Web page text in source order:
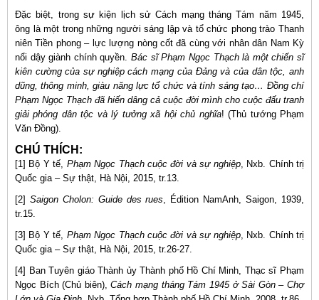
Đặc biệt, trong sự kiện lịch sử Cách mạng tháng Tám năm 1945,
ông là một trong những người sáng lập và tổ chức phong trào Thanh
niên Tiền phong – lực lượng nòng cốt đã cùng với nhân dân Nam Kỳ
nổi dậy giành chính quyền.Bác sĩ Phạm Ngọc Thạch là một chiến sĩ
kiên cường của sự nghiệp cách mạng của Đảng và của dân tộc, anh
dũng, thông minh, giàu năng lực tổ chức và tính sáng tạo… Đồng chí
Phạm Ngọc Thạch đã hiến dâng cả cuộc đời mình cho cuộc đấu tranh
giải phóng dân tộc và lý tưởng xã hội chủ nghĩa! (Thủ tướng Phạm
Văn Đồng).
CHÚ THÍCH:
[1] Bộ Y tế, Phạm Ngọc Thạch cuộc đời và sự nghiệp, Nxb. Chính trị
Quốc gia – Sự thật, Hà Nội, 2015, tr.13.
[2] Saigon Cholon: Guide des rues, Édition NamAnh, Saigon, 1939,
tr.15.
[3] Bộ Y tế, Phạm Ngọc Thạch cuộc đời và sự nghiệp, Nxb. Chính trị
Quốc gia – Sự thật, Hà Nội, 2015, tr.26-27.
[4] Ban Tuyên giáo Thành ủy Thành phố Hồ Chí Minh, Thạc sĩ Phạm
Ngọc Bích (Chủ biên),Cách mạng tháng Tám 1945 ở Sài Gòn – Chợ